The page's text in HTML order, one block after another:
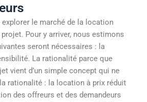
le marché de la location
Pour y arriver, nous estimons
seront nécessaires : la
La rationalité parce que
vient d’un simple concept qui ne
rationalité : la location à prix réduit
des offreurs et des demandeurs